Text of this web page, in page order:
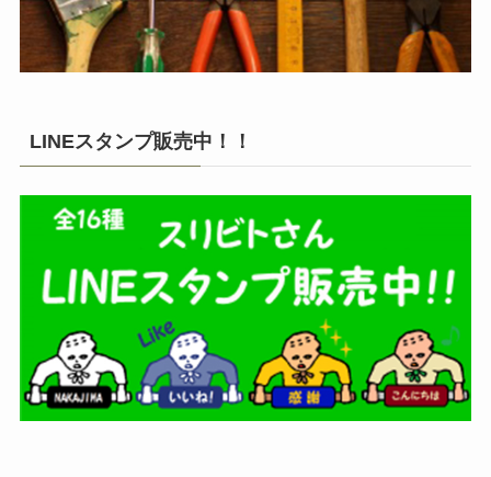
LINEスタンプ販売中！！